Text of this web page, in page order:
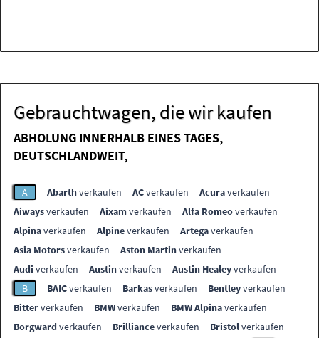
Gebrauchtwagen, die wir kaufen
ABHOLUNG INNERHALB EINES TAGES,
DEUTSCHLANDWEIT,
A Abarthverkaufen ACverkaufen Acuraverkaufen
Aiwaysverkaufen Aixamverkaufen Alfa Romeoverkaufen
Alpinaverkaufen Alpineverkaufen Artegaverkaufen
Asia Motorsverkaufen Aston Martinverkaufen
Audi verkaufen Austinverkaufen Austin Healeyverkaufen
B
BAICverkaufen Barkasverkaufen Bentleyverkaufen
Bitterverkaufen BMWverkaufen BMW Alpinaverkaufen
Borgwardverkaufen Brillianceverkaufen Bristolverkaufen